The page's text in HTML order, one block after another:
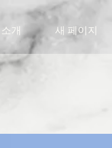
소개 새 페이지